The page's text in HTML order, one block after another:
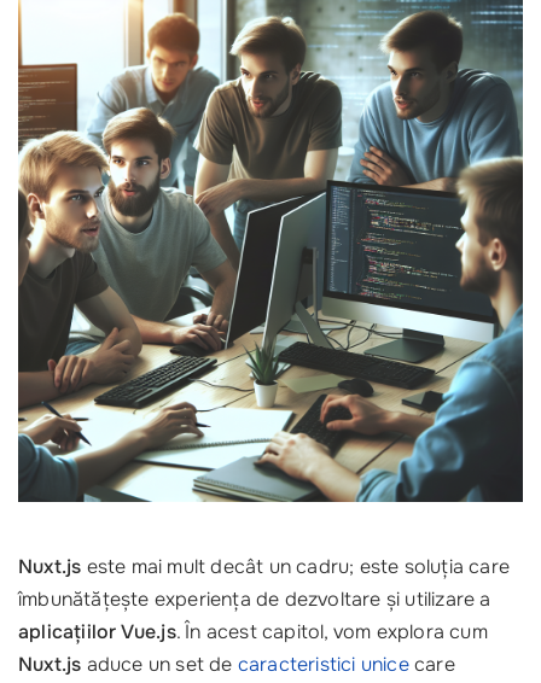
Nuxt.js este mai mult decât un cadru; este soluția care
îmbunătățește experiența de dezvoltare și utilizare a
aplicațiilor Vue.js. În acest capitol, vom explora cum
Nuxt.js aduce un set de caracteristici unicecare